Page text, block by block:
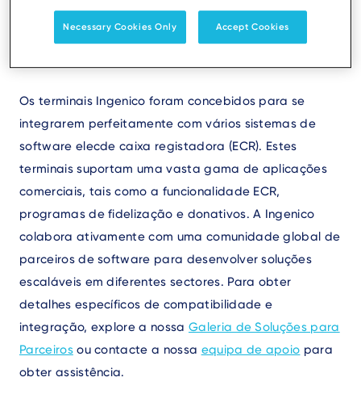
Lightspeed ou o cash
register express?
Os terminais Ingenico foram concebidos para se
integrarem perfeitamente com vários sistemas de
software elecde caixa registadora (ECR). Estes
terminais suportam uma vasta gama de aplicações
comerciais, tais como a funcionalidade ECR,
programas de fidelização e donativos. A Ingenico
colabora ativamente com uma comunidade global de
parceiros de software para desenvolver soluções
escaláveis em diferentes sectores. Para obter
detalhes específicos de compatibilidade e
integração, explore a nossa Galeria de Soluções para
Parceirosou contacte a nossa equipa de apoio para
obter assistência.
Necessary Cookies Only Accept Cookies